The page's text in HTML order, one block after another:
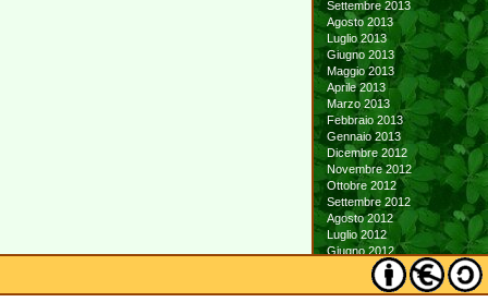
Settembre 2013
Agosto 2013
Luglio 2013
Giugno 2013
Maggio 2013
Aprile 2013
Marzo 2013
Febbraio 2013
Gennaio 2013
Dicembre 2012
Novembre 2012
Ottobre 2012
Settembre 2012
Agosto 2012
Luglio 2012
Giugno 2012
Maggio 2012
Aprile 2012